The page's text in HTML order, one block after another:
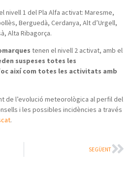
nivell 1 del Pla Alfa activat: Maresme,
Berguedà, Cerdanya, Alt d’Urgell,
Alta Ribagorça.
tenen el nivell 2 activat, amb el
suspeses totes les
així com totes les activitats amb
de l’evolució meteorològica al perfil del
i les possibles incidències a través
.
SEGÜENT